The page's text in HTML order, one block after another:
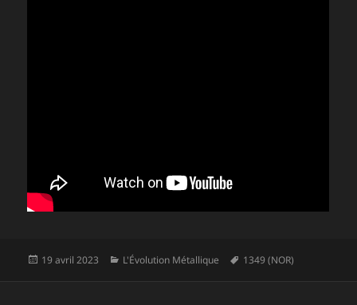
Publié
19 avril 2023 Catégories
L'Évolution Métallique
Mots-
1349 (NOR)